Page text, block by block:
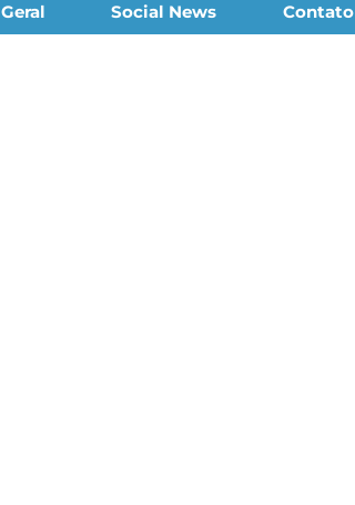
Geral Social News Contato